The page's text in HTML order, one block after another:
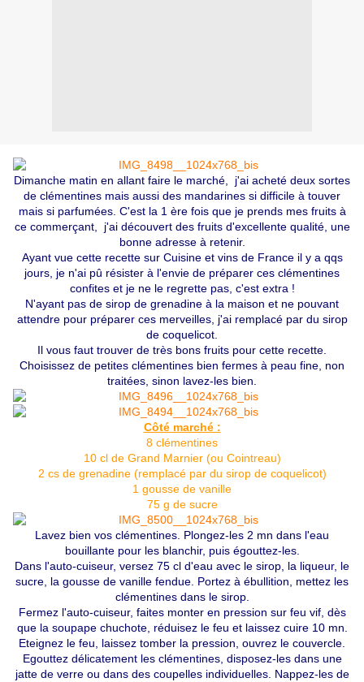
Dimanche matin en allant faire le marché, j'ai acheté deux sortes
de clémentines mais aussi des mandarines si difficile à touver
mais si parfumées. C'est la 1 ère fois que je prends mes fruits à
ce commerçant, j'ai découvert des fruits d'excellente qualité, une
bonne adresse à retenir.
Ayant vue cette recette sur Cuisine et vins de France il y a qqs
jours, je n'ai pû résister à l'envie de préparer ces clémentines
confites et je ne le regrette pas, c'est extra !
N'ayant pas de sirop de grenadine à la maison et ne pouvant
attendre pour préparer ces merveilles, j'ai remplacé par du sirop
de coquelicot.
Il vous faut trouver de très bons fruits pour cette recette.
Choisissez de petites clémentines bien fermes à peau fine, non
traitées, sinon lavez-les bien.
Côté marché :
8 clémentines
10 cl de Grand Marnier (ou Cointreau)
2 cs de grenadine (remplacé par du sirop de coquelicot)
1 gousse de vanille
75 g de sucre
Lavez bien vos clémentines. Plongez-les 2 mn dans l'eau
bouillante pour les blanchir, puis égouttez-les.
Dans l'auto-cuiseur, versez 75 cl d'eau avec le sirop, la liqueur, le
sucre, la gousse de vanille fendue. Portez à ébullition, mettez les
clémentines dans le sirop.
Fermez l'auto-cuiseur, faites monter en pression sur feu vif, dès
que la soupape chuchote, réduisez le feu et laissez cuire 10 mn.
Eteignez le feu, laissez tomber la pression, ouvrez le couvercle.
Egouttez délicatement les clémentines, disposez-les dans une
jatte de verre ou dans des coupelles individuelles. Nappez-les de